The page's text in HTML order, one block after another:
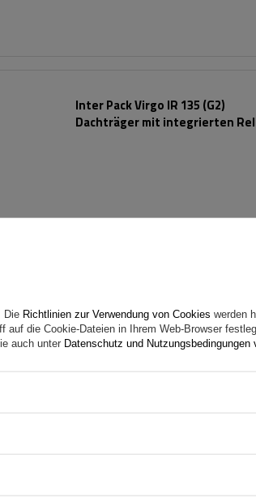
Inter Pack Virgo IR 135 (G2)
Dachträger mit integrierten
Die Richtlinien zur Verwendung von Cookies werden
die Cookie-Dateien in Ihrem Web-Browser
auch unter Datenschutz und Nutzungsbedingungen